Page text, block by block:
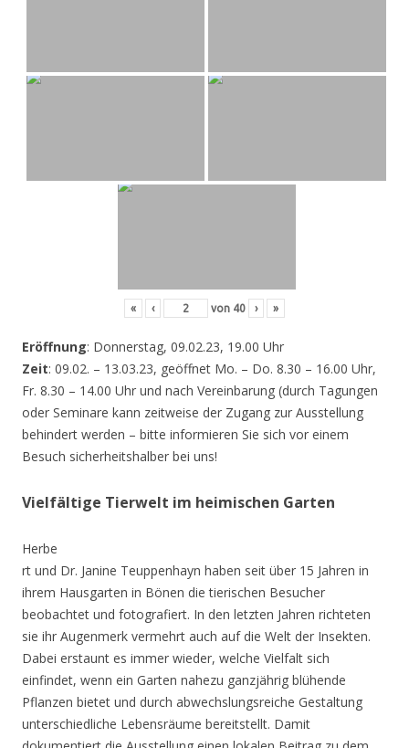
« ‹ von 40 › »
Eröffnung: Donnerstag, 09.02.23, 19.00 Uhr
Zeit: 09.02. – 13.03.23, geöffnet Mo. – Do. 8.30 – 16.00 Uhr,
Fr. 8.30 – 14.00 Uhr und nach Vereinbarung (durch Tagungen
oder Seminare kann zeitweise der Zugang zur Ausstellung
behindert werden – bitte informieren Sie sich vor einem
Besuch sicherheitshalber bei uns!
Vielfältige Tierwelt im heimischen Garten
Herbe
rt und Dr. Janine Teuppenhayn haben seit über 15 Jahren in
ihrem Hausgarten in Bönen die tierischen Besucher
beobachtet und fotografiert. In den letzten Jahren richteten
sie ihr Augenmerk vermehrt auch auf die Welt der Insekten.
Dabei erstaunt es immer wieder, welche Vielfalt sich
einfindet, wenn ein Garten nahezu ganzjährig blühende
Pflanzen bietet und durch abwechslungsreiche Gestaltung
unterschiedliche Lebensräume bereitstellt. Damit